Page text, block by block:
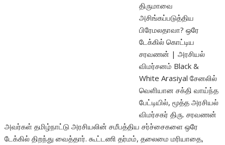
திருமாவை
அசிங்கப்படுத்திய
பிரேமலதாவா? ஒரே
டேக்கில் கொட்டிய
சரவணன் | அரசியல்
விமர்சனம் Black &
White Arasiyal சேனலில்
வெளியான சக்தி வாய்ந்த
பேட்டியில், மூத்த அரசியல்
விமர்சகர் திரு. சரவணன்
அவர்கள் தமிழ்நாட்டு அரசியலின் சமீபத்திய சர்ச்சைகளை ஒரே
டேக்கில் திறந்து வைத்தார். கூட்டணி தர்மம், தலைமை மரியாதை,